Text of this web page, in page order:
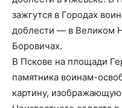
зажгутся в Городах
доблести — в Великом
Боровичах.
В Пскове на площади
памятника воинам-
картину,